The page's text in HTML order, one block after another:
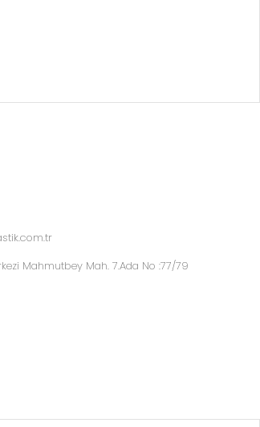
Mahmutbey Mah. 7.Ada No :77/79